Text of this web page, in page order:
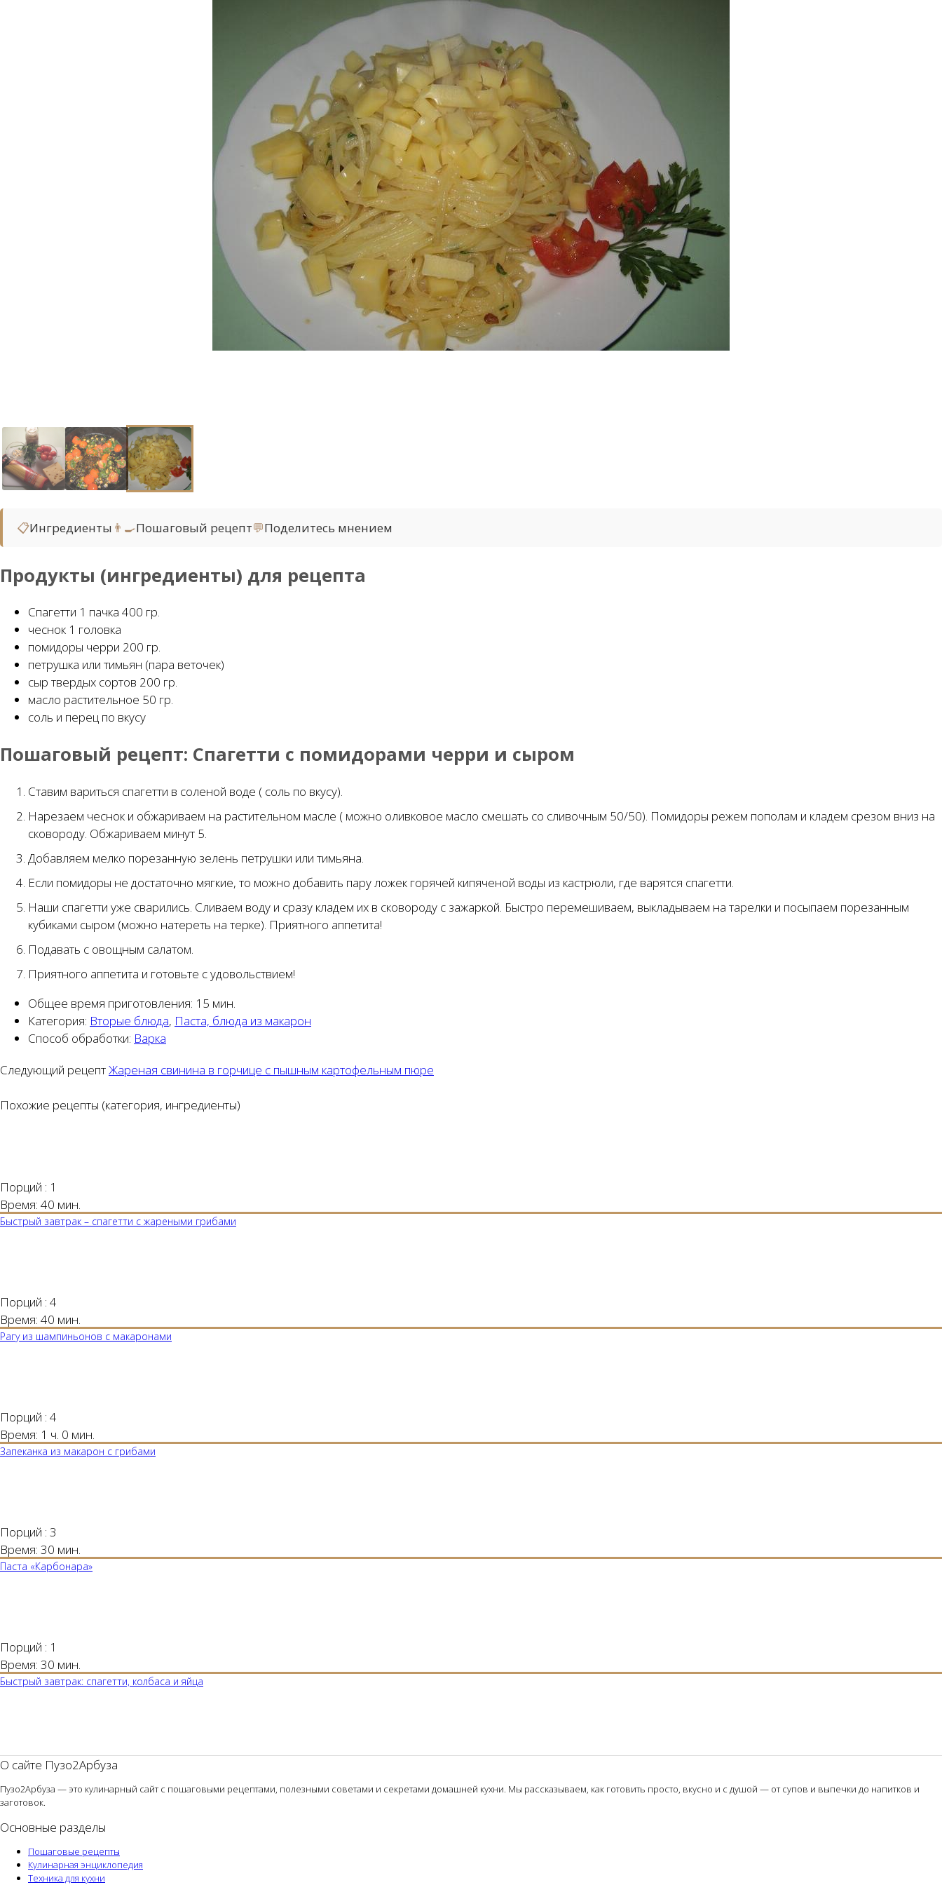
📋Ингредиенты 👨‍🍳Пошаговый рецепт💬Поделитесь мнением
Продукты (ингредиенты) для рецепта
Спагетти 1 пачка 400 гр.
чеснок 1 головка
помидоры черри 200 гр.
петрушка или тимьян (пара веточек)
сыр твердых сортов 200 гр.
масло растительное 50 гр.
соль и перец по вкусу
Пошаговый рецепт: Спагетти с помидорами черри и сыром
Ставим вариться спагетти в соленой воде ( соль по вкусу).
Нарезаем чеснок и обжариваем на растительном масле ( можно оливковое масло смешать со сливочным 50/50). Помидоры режем пополам и кладем срезом вниз на
сковороду. Обжариваем минут 5.
Добавляем мелко порезанную зелень петрушки или тимьяна.
Если помидоры не достаточно мягкие, то можно добавить пару ложек горячей кипяченой воды из кастрюли, где варятся спагетти.
Наши спагетти уже сварились. Сливаем воду и сразу кладем их в сковороду с зажаркой. Быстро перемешиваем, выкладываем на тарелки и посыпаем порезанным
кубиками сыром (можно натереть на терке). Приятного аппетита!
Подавать с овощным салатом.
Приятного аппетита и готовьте с удовольствием!
Общее время приготовления: 15 мин.
Категория: Вторые блюда, Паста, блюда из макарон
Способ обработки: Варка
Следующий рецептЖареная свинина в горчице с пышным картофельным пюре
Похожие рецепты (категория, ингредиенты)
Порций : 1
Время: 40 мин.
Быстрый завтрак – спагетти с жареными грибами
Порций : 4
Время: 40 мин.
Рагу из шампиньонов с макаронами
Порций : 4
Время: 1 ч. 0 мин.
Запеканка из макарон с грибами
Порций : 3
Время: 30 мин.
Паста «Карбонара»
Порций : 1
Время: 30 мин.
Быстрый завтрак: спагетти, колбаса и яйца
О сайте Пузо2Арбуза
Пузо2Арбуза — это кулинарный сайт с пошаговыми рецептами, полезными советами и секретами домашней кухни. Мы рассказываем, как готовить просто, вкусно и с душой — от супов и выпечки до напитков и
заготовок.
Основные разделы
Пошаговые рецепты
Кулинарная энциклопедия
Техника для кухни